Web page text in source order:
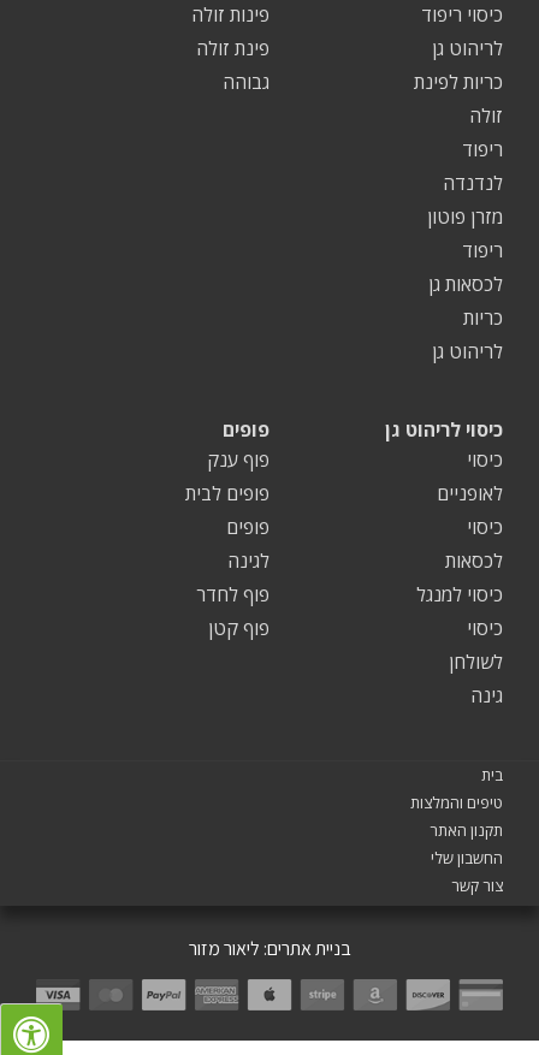
פינות זולה
פינת זולה
גבוהה
כיסוי ריפוד
לריהוט גן
כריות לפינת
זולה
ריפוד
לנדנדה
מזרן פוטון
ריפוד
לכסאות גן
כריות
לריהוט גן
פופים
פוף ענק
פופים לבית
פופים
לגינה
פוף לחדר
פוף קטן
כיסוי לריהוט גן
כיסוי
לאופניים
כיסוי
לכסאות
כיסוי למנגל
כיסוי
לשולחן
גינה
בית
טיפים והמלצות
תקנון האתר
החשבון שלי
צור קשר
בניית אתרים: ליאור מזור